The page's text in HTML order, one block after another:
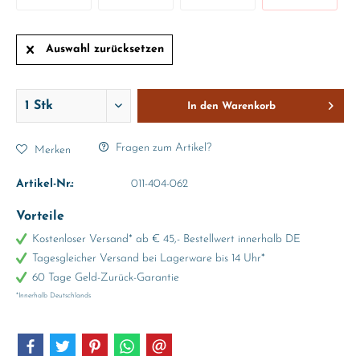
Auswahl zurücksetzen
In den Warenkorb
Merken Fragen zum Artikel?
Artikel-Nr.: 011-404-062
Vorteile
Kostenloser Versand* ab € 45,- Bestellwert innerhalb DE
Tagesgleicher Versand bei Lagerware bis 14 Uhr*
60 Tage Geld-Zurück-Garantie
*Innerhalb Deutschlands